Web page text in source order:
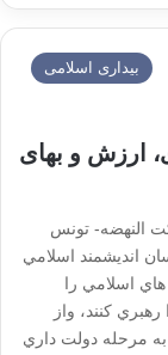
بیداری اسلامی
ارزش و بهای
النهضه- تونس
انديشمند اسلامي
اسلامي را
كنند، واز
مرحله دولت داري